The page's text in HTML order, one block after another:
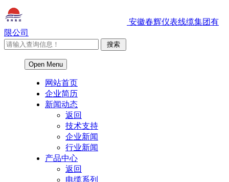
安徽春辉仪表线缆集团有
限公司
Open Menu
网站首页
企业简历
新闻动态
返回
技术支持
企业新闻
行业新闻
产品中心
返回
电缆系列